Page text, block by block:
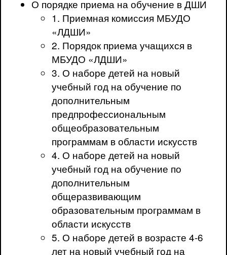
О порядке приема на обучение в ДШИ
1. Приемная комиссия МБУДО
«ЛДШИ»
2. Порядок приема учащихся в
МБУДО «ЛДШИ»
3. О наборе детей на новый
учебный год на обучение по
дополнительным
предпрофессиональным
общеобразовательным
программам в области искусств
4. О наборе детей на новый
учебный год на обучение по
дополнительным
общеразвивающим
образовательным программам в
области искусств
5. О наборе детей в возрасте 4-6
лет на новый учебный год на